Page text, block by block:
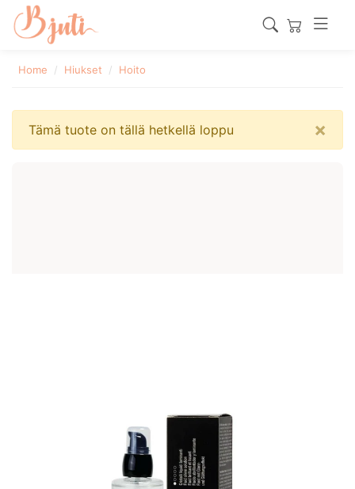
Home Hiukset Hoito
Tämä tuote on tällä hetkellä loppu ×